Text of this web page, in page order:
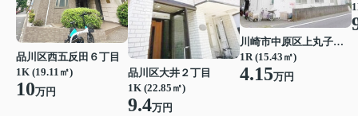
品川区西五反田６丁目
1K (19.11㎡)
10万円
品川区大井２丁目
1K (22.85㎡)
9.4万円
川崎市中原区上丸子八幡町
1R (15.43㎡)
4.15万円